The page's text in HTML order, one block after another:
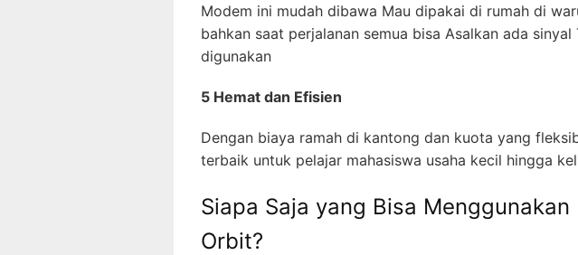
Modem ini mudah dibawa Mau dipakai di rumah di
bahkan saat perjalanan semua bisa Asalkan ada
digunakan
5 Hemat dan Efisien
Dengan biaya ramah di kantong dan kuota yang
terbaik untuk pelajar mahasiswa usaha kecil hingga
Siapa Saja yang Bisa Menggunakan
Orbit?